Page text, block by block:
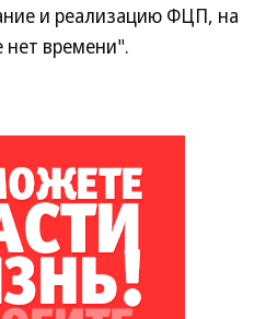
и реализацию ФЦП, на
нет времени".